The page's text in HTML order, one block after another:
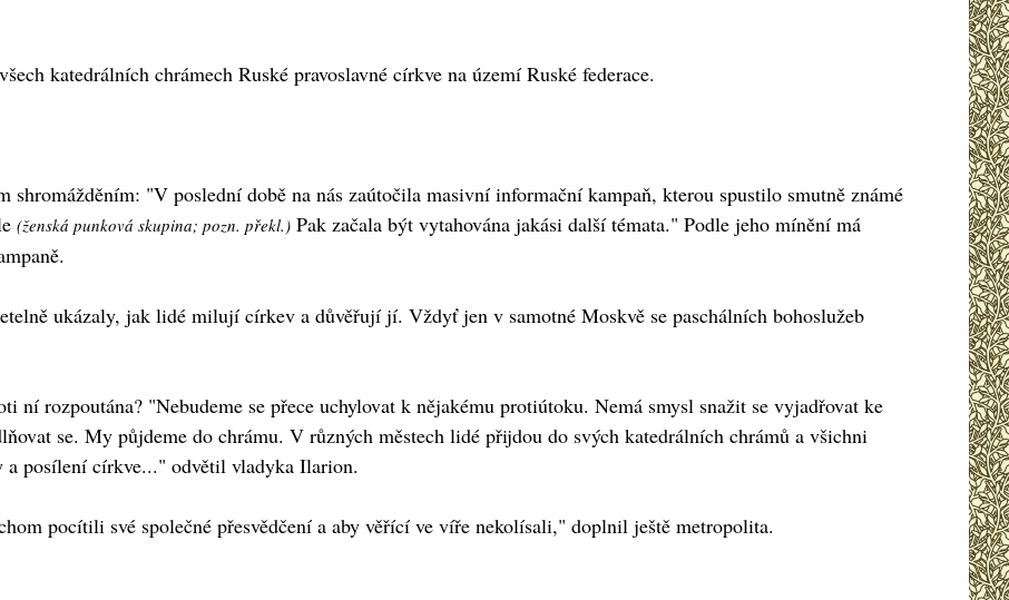
katedrálních chrámech Ruské pravoslavné církve na území Ruské federace.
"V poslední době na nás zaútočila masivní informační kampaň, kterou spustilo smutně známé
(ženská punková skupina; pozn. překl.) Pak začala být vytahována jakási další témata." Podle jeho mínění má
ukázaly, jak lidé milují církev a důvěřují jí. Vždyť jen v samotné Moskvě se paschálních bohoslužeb
ní rozpoutána? "Nebudeme se přece uchylovat k nějakému protiútoku. Nemá smysl snažit se vyjadřovat ke
se. My půjdeme do chrámu. V různých městech lidé přijdou do svých katedrálních chrámů a všichni
a posílení církve..." odvětil vladyka Ilarion.
pocítili své společné přesvědčení a aby věřící ve víře nekolísali," doplnil ještě metropolita.